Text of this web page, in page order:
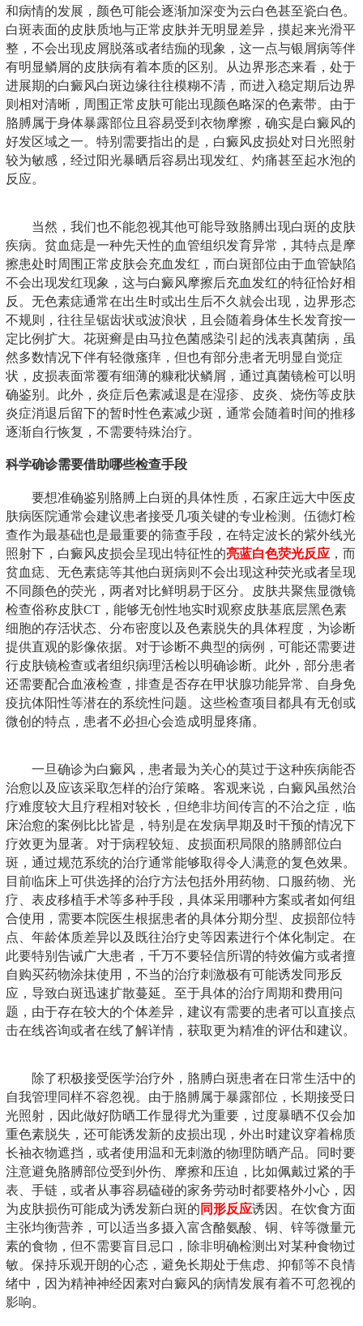
和病情的发展，颜色可能会逐渐加深变为云白色甚至瓷白色。
白斑表面的皮肤质地与正常皮肤并无明显差异，摸起来光滑平
整，不会出现皮屑脱落或者结痂的现象，这一点与银屑病等伴
有明显鳞屑的皮肤病有着本质的区别。从边界形态来看，处于
进展期的白癜风白斑边缘往往模糊不清，而进入稳定期后边界
则相对清晰，周围正常皮肤可能出现颜色略深的色素带。由于
胳膊属于身体暴露部位且容易受到衣物摩擦，确实是白癜风的
好发区域之一。特别需要指出的是，白癜风皮损处对日光照射
较为敏感，经过阳光暴晒后容易出现发红、灼痛甚至起水泡的
反应。
当然，我们也不能忽视其他可能导致胳膊出现白斑的皮肤
疾病。贫血痣是一种先天性的血管组织发育异常，其特点是摩
擦患处时周围正常皮肤会充血发红，而白斑部位由于血管缺陷
不会出现发红现象，这与白癜风摩擦后充血发红的特征恰好相
反。无色素痣通常在出生时或出生后不久就会出现，边界形态
不规则，往往呈锯齿状或波浪状，且会随着身体生长发育按一
定比例扩大。花斑癣是由马拉色菌感染引起的浅表真菌病，虽
然多数情况下伴有轻微瘙痒，但也有部分患者无明显自觉症
状，皮损表面常覆有细薄的糠秕状鳞屑，通过真菌镜检可以明
确鉴别。此外，炎症后色素减退是在湿疹、皮炎、烧伤等皮肤
炎症消退后留下的暂时性色素减少斑，通常会随着时间的推移
逐渐自行恢复，不需要特殊治疗。
科学确诊需要借助哪些检查手段
要想准确鉴别胳膊上白斑的具体性质，石家庄远大中医皮
肤病医院通常会建议患者接受几项关键的专业检测。伍德灯检
查作为最基础也是最重要的筛查手段，在特定波长的紫外线光
照射下，白癜风皮损会呈现出特征性的亮蓝白色荧光反应 ，而
贫血痣、无色素痣等其他白斑病则不会出现这种荧光或者呈现
不同颜色的荧光，两者对比鲜明易于区分。皮肤共聚焦显微镜
检查俗称皮肤CT，能够无创性地实时观察皮肤基底层黑色素
细胞的存活状态、分布密度以及色素脱失的具体程度，为诊断
提供直观的影像依据。对于诊断不典型的病例，可能还需要进
行皮肤镜检查或者组织病理活检以明确诊断。此外，部分患者
还需要配合血液检查，排查是否存在甲状腺功能异常、自身免
疫抗体阳性等潜在的系统性问题。这些检查项目都具有无创或
微创的特点，患者不必担心会造成明显疼痛。
一旦确诊为白癜风，患者最为关心的莫过于这种疾病能否
治愈以及应该采取怎样的治疗策略。客观来说，白癜风虽然治
疗难度较大且疗程相对较长，但绝非坊间传言的不治之症，临
床治愈的案例比比皆是，特别是在发病早期及时干预的情况下
疗效更为显著。对于病程较短、皮损面积局限的胳膊部位白
斑，通过规范系统的治疗通常能够取得令人满意的复色效果。
目前临床上可供选择的治疗方法包括外用药物、口服药物、光
疗、表皮移植手术等多种手段，具体采用哪种方案或者如何组
合使用，需要本院医生根据患者的具体分期分型、皮损部位特
点、年龄体质差异以及既往治疗史等因素进行个体化制定。在
此要特别告诫广大患者，千万不要轻信所谓的特效偏方或者擅
自购买药物涂抹使用，不当的治疗刺激极有可能诱发同形反
应，导致白斑迅速扩散蔓延。至于具体的治疗周期和费用问
题，由于存在较大的个体差异，建议有需要的患者可以直接点
击在线咨询或者在线了解详情，获取更为精准的评估和建议。
除了积极接受医学治疗外，胳膊白斑患者在日常生活中的
自我管理同样不容忽视。由于胳膊属于暴露部位，长期接受日
光照射，因此做好防晒工作显得尤为重要，过度暴晒不仅会加
重色素脱失，还可能诱发新的皮损出现，外出时建议穿着棉质
长袖衣物遮挡，或者使用温和无刺激的物理防晒产品。同时要
注意避免胳膊部位受到外伤、摩擦和压迫，比如佩戴过紧的手
表、手链，或者从事容易磕碰的家务劳动时都要格外小心，因
为皮肤损伤可能成为诱发新白斑的 同形反应诱因。在饮食方面
主张均衡营养，可以适当多摄入富含酪氨酸、铜、锌等微量元
素的食物，但不需要盲目忌口，除非明确检测出对某种食物过
敏。保持乐观开朗的心态，避免长期处于焦虑、抑郁等不良情
绪中，因为精神神经因素对白癜风的病情发展有着不可忽视的
影响。